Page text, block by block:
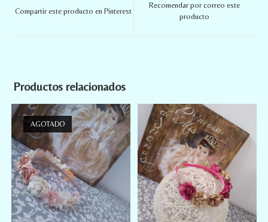
Compartir este producto en Pinterest
Recomendar por correo este
producto
Productos relacionados
AGOTADO